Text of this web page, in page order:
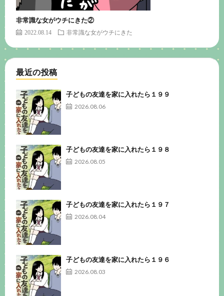
非常識な女がウチにきた②
2022.08.14 非常識な女がウチにきた
最近の投稿
子どもの友達を家に入れたら１９９
2026.08.06
子どもの友達を家に入れたら１９８
2026.08.05
子どもの友達を家に入れたら１９７
2026.08.04
子どもの友達を家に入れたら１９６
2026.08.03